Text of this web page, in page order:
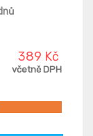
389 Kč
včetně DPH